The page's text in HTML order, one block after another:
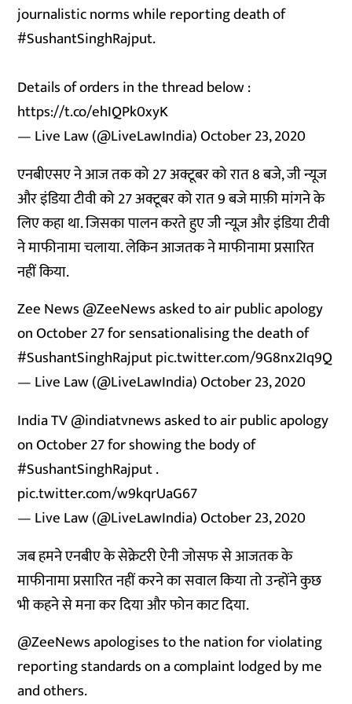
journalistic norms while reporting death of
#SushantSinghRajput.
Details of orders in the thread below :
https://t.co/ehIQPk0xyK
— Live Law (@LiveLawIndia)October 23, 2020
एनबीएसए ने आज तक को 27 अक्टूबर को रात 8 बजे, जी न्यूज
और इंडिया टीवी को 27 अक्टूबर को रात 9 बजे माफ़ी मांगने के
लिए कहा था. जिसका पालन करते हुए जी न्यूज़ और इंडिया टीवी
ने माफीनामा चलाया. लेकिन आजतक ने माफीनामा प्रसारित
नहीं किया.
Zee News@ZeeNewsasked to air public apology
on October 27 for sensationalising the death of
#SushantSinghRajputpic.twitter.com/9G8nx2Iq9Q
— Live Law (@LiveLawIndia)October 23, 2020
India TV@indiatvnewsasked to air public apology
on October 27 for showing the body of
#SushantSinghRajput.
pic.twitter.com/w9kqrUaG67
— Live Law (@LiveLawIndia)October 23, 2020
जब हमने एनबीए के सेक्रेटरी ऐनी जोसफ से आजतक के
माफीनामा प्रसारित नहीं करने का सवाल किया तो उन्होंने कुछ
भी कहने से मना कर दिया और फोन काट दिया.
@ZeeNews⁩ apologises to the nation for violating
reporting standards on a complaint lodged by me
and others.